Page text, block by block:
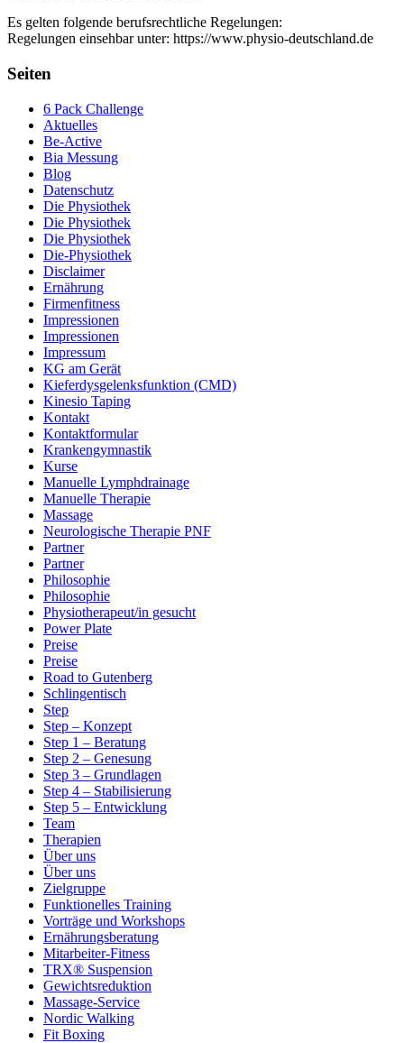
Es gelten folgende berufsrechtliche Regelungen:
Regelungen einsehbar unter: https://www.physio-deutschland.de
Seiten
6 Pack Challenge
Aktuelles
Be-Active
Bia Messung
Blog
Datenschutz
Die Physiothek
Die Physiothek
Die Physiothek
Die-Physiothek
Disclaimer
Ernährung
Firmenfitness
Impressionen
Impressionen
Impressum
KG am Gerät
Kieferdysgelenksfunktion (CMD)
Kinesio Taping
Kontakt
Kontaktformular
Krankengymnastik
Kurse
Manuelle Lymphdrainage
Manuelle Therapie
Massage
Neurologische Therapie PNF
Partner
Partner
Philosophie
Philosophie
Physiotherapeut/in gesucht
Power Plate
Preise
Preise
Road to Gutenberg
Schlingentisch
Step
Step – Konzept
Step 1 – Beratung
Step 2 – Genesung
Step 3 – Grundlagen
Step 4 – Stabilisierung
Step 5 – Entwicklung
Team
Therapien
Über uns
Über uns
Zielgruppe
Funktionelles Training
Vorträge und Workshops
Ernährungsberatung
Mitarbeiter-Fitness
TRX® Suspension
Gewichtsreduktion
Massage-Service
Nordic Walking
Fit Boxing